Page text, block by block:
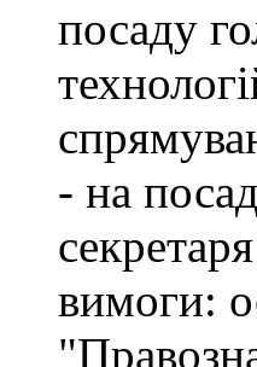
посаду
- на
вимоги: